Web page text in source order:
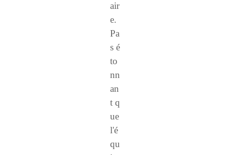
air
e.
Pa
s é
to
nn
an
t q
ue
l'é
qu